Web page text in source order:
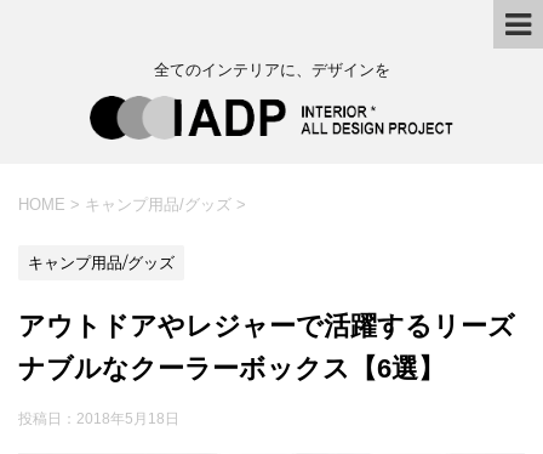
全てのインテリアに、デザインを
HOME > キャンプ用品/グッズ >
キャンプ用品/グッズ
アウトドアやレジャーで活躍するリーズ
ナブルなクーラーボックス【6選】
投稿日： 2018年5月18日